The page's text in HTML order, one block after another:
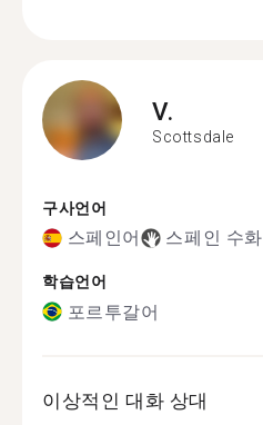
V.
Scottsdale
구사언어
스페인어 스페인 수화
학습언어
포르투갈어
이상적인 대화 상대